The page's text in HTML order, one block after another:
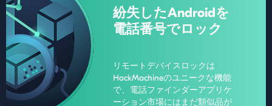
者によっては、販売後も端末の
IMEIコードをデータベースに保
管している場合があります。
紛失したAndroidを
電話番号でロック
リモートデバイスロックは
HackMachineのユニークな機能
で、電話ファインダーアプリケ
ーション市場にはまだ類似品が